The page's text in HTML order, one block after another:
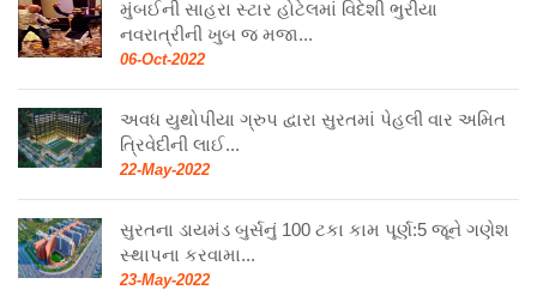
મુંબઈની સાહરા સ્ટાર હોટેલમાં વિદેશી ભુરીયા
નવરાત્રીની ખુબ જ મજા...
06-Oct-2022
અવધ યુથોપીયા ગ્રુપ દ્વારા સુરતમાં પેહલી વાર અમિત
ત્રિવેદીની લાઈ...
22-May-2022
સુરતના ડાયમંડ બુર્સનું 100 ટકા કામ પૂર્ણ:5 જૂને ગણેશ
સ્થાપના કરવામા...
23-May-2022